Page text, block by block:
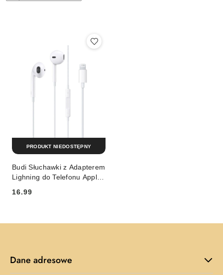
Budi Słuchawki z Adapterem
Lighning do Telefonu Apple
16.99
PRODUKT NIEDOSTĘPNY
Dane adresowe